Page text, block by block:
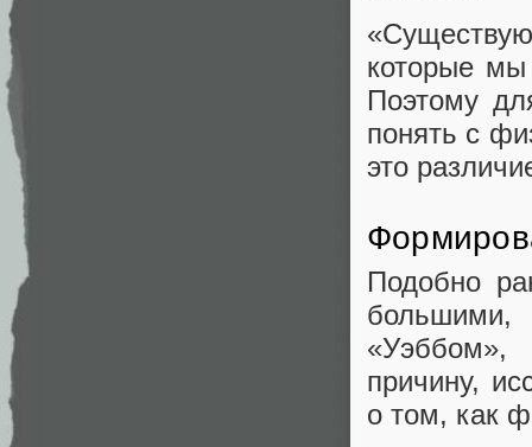
которые
Поэтому
понять с
это
Подобно
причину,
о том, как